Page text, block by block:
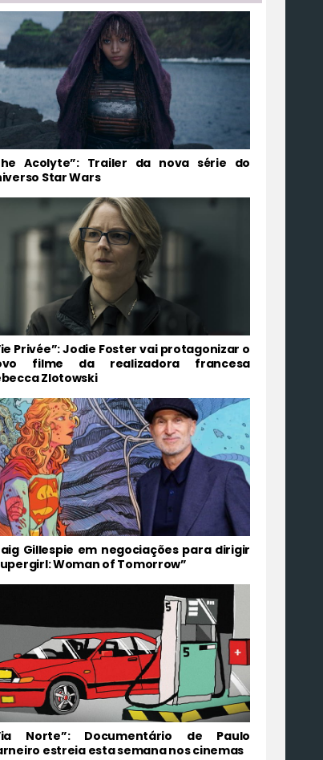
Acolyte”: Trailer da nova série do
Star Wars
Privée”: Jodie Foster vai protagonizar o
filme da realizadora francesa
Zlotowski
Gillespie em negociações para dirigir
Woman of Tomorrow”
Norte”: Documentário de Paulo
estreia esta semana nos cinemas